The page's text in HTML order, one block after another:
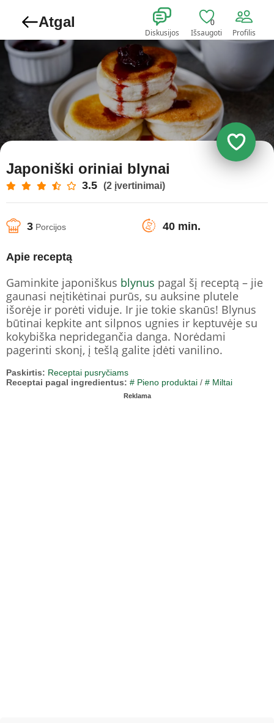
Atgal
Diskusijos
0
Išsaugoti Profilis
Japoniški oriniai blynai
3.5 (2 įvertinimai)
3 Porcijos 40 min.
Apie receptą
Gaminkite japoniškus blynus pagal šį receptą – jie
gaunasi neįtikėtinai purūs, su auksine plutele
išorėje ir porėti viduje. Ir jie tokie skanūs! Blynus
būtinai kepkite ant silpnos ugnies ir keptuvėje su
kokybiška nepridegančia danga. Norėdami
pagerinti skonį, į tešlą galite įdėti vanilino.
Paskirtis: Receptai pusryčiams
Receptai pagal ingredientus: # Pieno produktai / # Miltai
Reklama